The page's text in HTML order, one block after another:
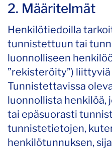
2. Määritelmät
Henkilötiedoilla
tunnistettuun tai
luonnolliseen
”rekisteröity”)
Tunnistettavissa
luonnollista henkilöä,
tai epäsuorasti
tunnistetietojen,
henkilötunnuksen,